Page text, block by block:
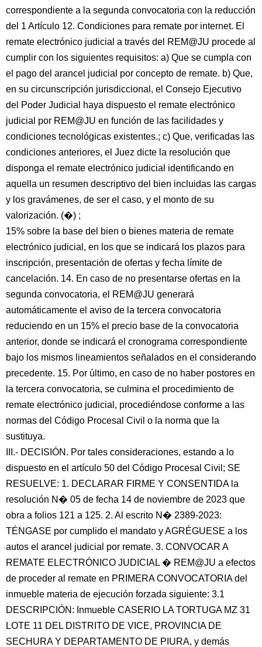
correspondiente a la segunda convocatoria con la reducción
del 1 Artículo 12. Condiciones para remate por internet. El
remate electrónico judicial a través del REM@JU procede al
cumplir con los siguientes requisitos: a) Que se cumpla con
el pago del arancel judicial por concepto de remate. b) Que,
en su circunscripción jurisdiccional, el Consejo Ejecutivo
del Poder Judicial haya dispuesto el remate electrónico
judicial por REM@JU en función de las facilidades y
condiciones tecnológicas existentes.; c) Que, verificadas las
condiciones anteriores, el Juez dicte la resolución que
disponga el remate electrónico judicial identificando en
aquella un resumen descriptivo del bien incluidas las cargas
y los gravámenes, de ser el caso, y el monto de su
valorización. (�) ;
15% sobre la base del bien o bienes materia de remate
electrónico judicial, en los que se indicará los plazos para
inscripción, presentación de ofertas y fecha límite de
cancelación. 14. En caso de no presentarse ofertas en la
segunda convocatoria, el REM@JU generará
automáticamente el aviso de la tercera convocatoria
reduciendo en un 15% el precio base de la convocatoria
anterior, donde se indicará el cronograma correspondiente
bajo los mismos lineamientos señalados en el considerando
precedente. 15. Por último, en caso de no haber postores en
la tercera convocatoria, se culmina el procedimiento de
remate electrónico judicial, procediéndose conforme a las
normas del Código Procesal Civil o la norma que la
sustituya.
III.- DECISIÓN. Por tales consideraciones, estando a lo
dispuesto en el artículo 50 del Código Procesal Civil; SE
RESUELVE: 1. DECLARAR FIRME Y CONSENTIDA la
resolución N� 05 de fecha 14 de noviembre de 2023 que
obra a folios 121 a 125. 2. Al escrito N� 2389-2023:
TÉNGASE por cumplido el mandato y AGRÉGUESE a los
autos el arancel judicial por remate. 3. CONVOCAR A
REMATE ELECTRÓNICO JUDICIAL � REM@JU a efectos
de proceder al remate en PRIMERA CONVOCATORIA del
inmueble materia de ejecución forzada siguiente: 3.1
DESCRIPCIÓN: Inmueble CASERIO LA TORTUGA MZ 31
LOTE 11 DEL DISTRITO DE VICE, PROVINCIA DE
SECHURA Y DEPARTAMENTO DE PIURA, y demás